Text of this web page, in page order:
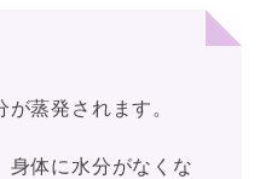
蒸発されます。
身体に水分がなくな